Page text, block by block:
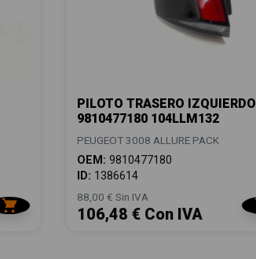
PILOTO TRASERO IZQUIERDO
9810477180 104LLM132
PEUGEOT 3008 ALLURE PACK
OEM: 9810477180
ID: 1386614
88,00 € Sin IVA
106,48 € Con IVA